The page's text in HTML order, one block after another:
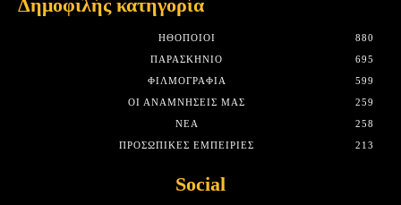
Δημοφιλής κατηγορία
HΘΟΠΟΙΟΊ
880
ΠΑΡΑΣΚΉΝΙΟ
695
ΦΙΛΜΟΓΡΑΦΊΑ
599
ΟΙ ΑΝΑΜΝΉΣΕΙΣ ΜΑΣ
259
ΝΈΑ
258
ΠΡΟΣΩΠΙΚΈΣ ΕΜΠΕΙΡΊΕΣ
213
Social